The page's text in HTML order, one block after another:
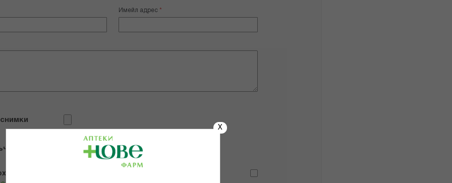
X
Имейл адрес
продукта
и се съгласявам с